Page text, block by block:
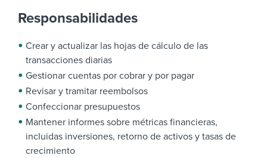
Responsabilidades
Crear y actualizar las hojas de cálculo de las
transacciones diarias
Gestionar cuentas por cobrar y por pagar
Revisar y tramitar reembolsos
Confeccionar presupuestos
Mantener informes sobre métricas financieras,
incluidas inversiones, retorno de activos y tasas de
crecimiento